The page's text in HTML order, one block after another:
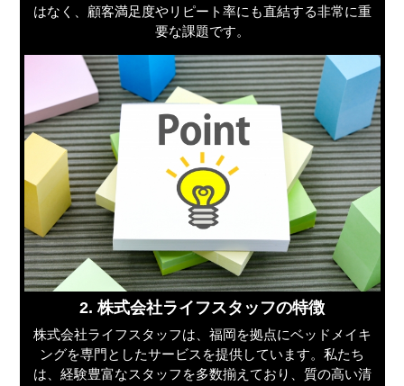
はなく、顧客満足度やリピート率にも直結する非常に重
要な課題です。
2. 株式会社ライフスタッフの特徴
株式会社ライフスタッフは、福岡を拠点にベッドメイキ
ングを専門としたサービスを提供しています。私たち
は、経験豊富なスタッフを多数揃えており、質の高い清